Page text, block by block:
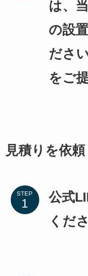
は、
の設
ださ
をご
見積りを依頼
STEP
公式
くだ